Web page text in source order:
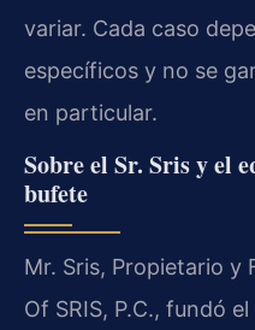
variar. Cada caso
específicos y no se
en particular.
Sobre el Sr. Sris y el
bufete
Mr. Sris, Propietario y
Of SRIS, P.C., fundó